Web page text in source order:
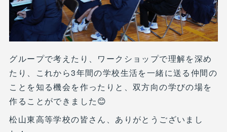
グループで考えたり、ワークショップで理解を深め
たり、これから3年間の学校生活を一緒に送る仲間の
ことを知る機会を作ったりと、双方向の学びの場を
作ることができました😊
松山東高等学校の皆さん、ありがとうございまし